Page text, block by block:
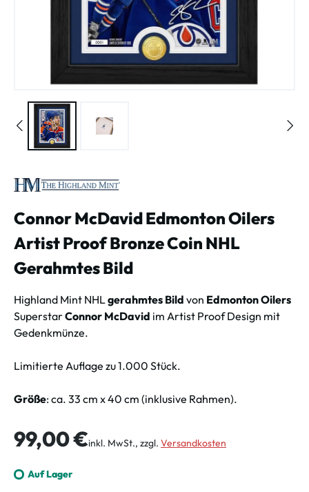
Connor McDavid Edmonton Oilers
Artist Proof Bronze Coin NHL
Gerahmtes Bild
Highland Mint NHLgerahmtes Bild von Edmonton Oilers
SuperstarConnor McDavid im Artist Proof Design mit
Gedenkmünze.
Limitierte Auflage zu 1.000 Stück.
Größe: ca. 33 cm x 40 cm (inklusive Rahmen).
Regulärer Preis:
99,00 €inkl. MwSt., zzgl. Versandkosten
Auf Lager